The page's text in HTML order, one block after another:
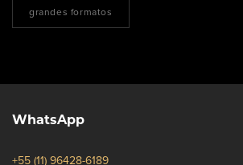
grandes formatos
WhatsApp
+55 (11) 96428-6189